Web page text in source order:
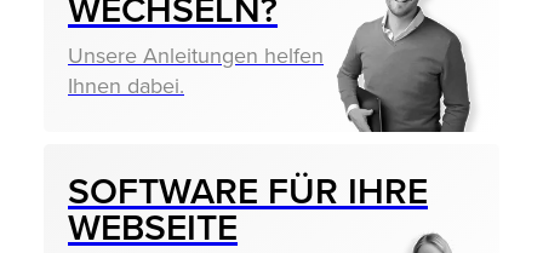
WECHSELN?
Unsere Anleitungen helfen
Ihnen dabei.
SOFTWARE FÜR IHRE
WEBSEITE